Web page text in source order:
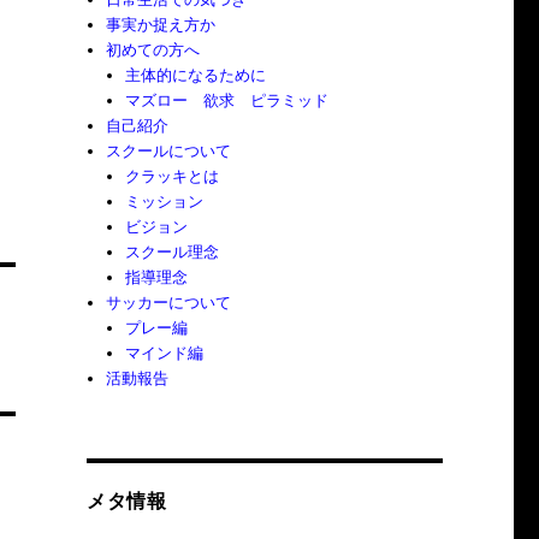
事実か捉え方か
初めての方へ
主体的になるために
マズロー 欲求 ピラミッド
自己紹介
スクールについて
クラッキとは
ミッション
ビジョン
スクール理念
指導理念
サッカーについて
プレー編
マインド編
活動報告
メタ情報